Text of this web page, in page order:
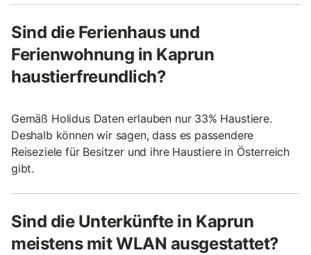
Sind die Ferienhaus und
Ferienwohnung in Kaprun
haustierfreundlich?
Gemäß Holidus Daten erlauben nur 33% Haustiere.
Deshalb können wir sagen, dass es passendere
Reiseziele für Besitzer und ihre Haustiere in Österreich
gibt.
Sind die Unterkünfte in Kaprun
meistens mit WLAN ausgestattet?